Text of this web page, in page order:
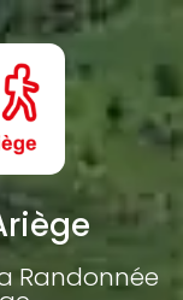
Randonnée